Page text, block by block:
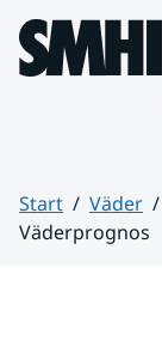
Hoppa till sidans
Start Väder
Väderprognos